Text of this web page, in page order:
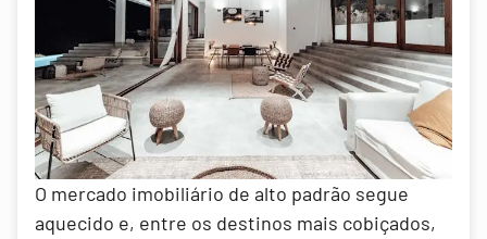
O mercado imobiliário de alto padrão segue
aquecido e, entre os destinos mais cobiçados,